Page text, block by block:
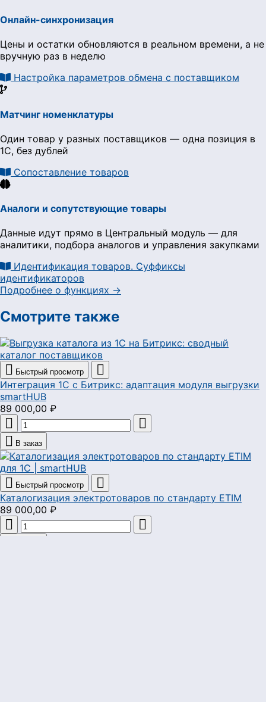
Онлайн-синхронизация
Цены и остатки обновляются в реальном времени, а не
вручную раз в неделю
Настройка параметров обмена с поставщиком
Матчинг номенклатуры
Один товар у разных поставщиков — одна позиция в
1С, без дублей
Сопоставление товаров
Аналоги и сопутствующие товары
Данные идут прямо в Центральный модуль — для
аналитики, подбора аналогов и управления закупками
Идентификация товаров. Суффиксы
идентификаторов
Подробнее о функциях →
Смотрите также
 Быстрый просмотр 
Интеграция 1С с Битрикс: адаптация модуля выгрузки
smartHUB
89 000,00 ₽


 В заказ
 Быстрый просмотр 
Каталогизация электротоваров по стандарту ETIM
89 000,00 ₽

